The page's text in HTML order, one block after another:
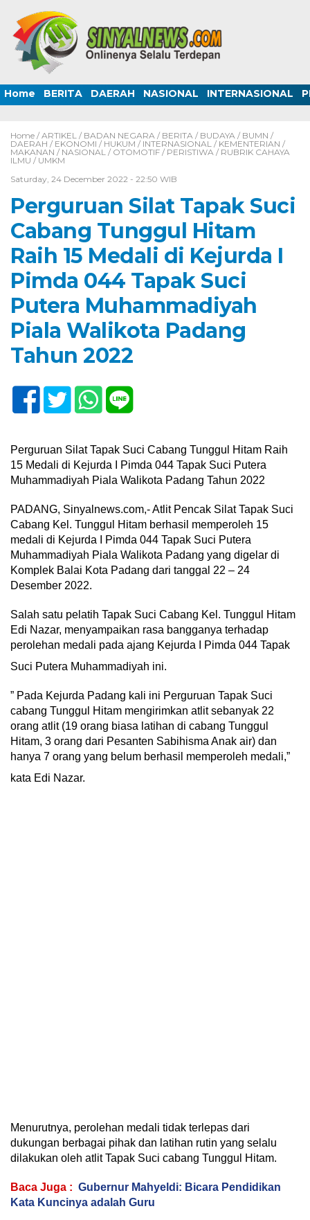
Home BERITA DAERAH NASIONAL INTERNASIONAL
Home / ARTIKEL / BADAN NEGARA / BERITA / BUDAYA / BUMN /
DAERAH / EKONOMI / HUKUM / INTERNASIONAL / KEMENTERIAN /
MAKANAN / NASIONAL / OTOMOTIF / PERISTIWA / RUBRIK CAHAYA
ILMU / UMKM
Saturday, 24 December 2022 - 22:50 WIB
Perguruan Silat Tapak Suci
Cabang Tunggul Hitam
Raih 15 Medali di Kejurda I
Pimda 044 Tapak Suci
Putera Muhammadiyah
Piala Walikota Padang
Tahun 2022
Perguruan Silat Tapak Suci Cabang Tunggul Hitam Raih
15 Medali di Kejurda I Pimda 044 Tapak Suci Putera
Muhammadiyah Piala Walikota Padang Tahun 2022
PADANG, Sinyalnews.com,- Atlit Pencak Silat Tapak Suci
Cabang Kel. Tunggul Hitam berhasil memperoleh 15
medali di Kejurda I Pimda 044 Tapak Suci Putera
Muhammadiyah Piala Walikota Padang yang digelar di
Komplek Balai Kota Padang dari tanggal 22 – 24
Desember 2022.
Salah satu pelatih Tapak Suci Cabang Kel. Tunggul Hitam
Edi Nazar, menyampaikan rasa bangganya terhadap
perolehan medali pada ajang Kejurda I Pimda 044 Tapak
Suci Putera Muhammadiyah ini.
” Pada Kejurda Padang kali ini Perguruan Tapak Suci
cabang Tunggul Hitam mengirimkan atlit sebanyak 22
orang atlit (19 orang biasa latihan di cabang Tunggul
Hitam, 3 orang dari Pesanten Sabihisma Anak air) dan
hanya 7 orang yang belum berhasil memperoleh medali,”
kata Edi Nazar.
Menurutnya, perolehan medali tidak terlepas dari
dukungan berbagai pihak dan latihan rutin yang selalu
dilakukan oleh atlit Tapak Suci cabang Tunggul Hitam.
Baca Juga : Gubernur Mahyeldi: Bicara Pendidikan
Kata Kuncinya adalah Guru